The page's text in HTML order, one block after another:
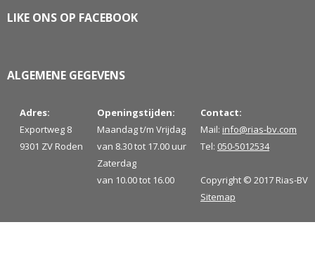
LIKE ONS OP FACEBOOK
ALGEMENE GEGEVENS
Adres:
Exportweg 8
9301 ZV Roden
Openingstijden:
Maandag t/m Vrijdag
van 8.30 tot 17.00 uur
Zaterdag
van 10.00 tot 16.00
Contact:
Mail: info@rias-bv.com
Tel: 050-5012534
Copyright © 2017 Rias-BV
Sitemap